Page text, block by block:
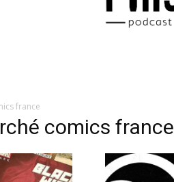
france
comics france